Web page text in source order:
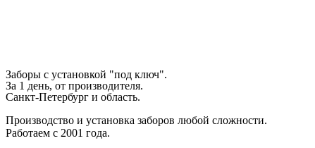
Заборы с установкой "под ключ".
За 1 день, от производителя.
Санкт-Петербург и область.
Производство и установка заборов любой сложности.
Работаем с 2001 года.